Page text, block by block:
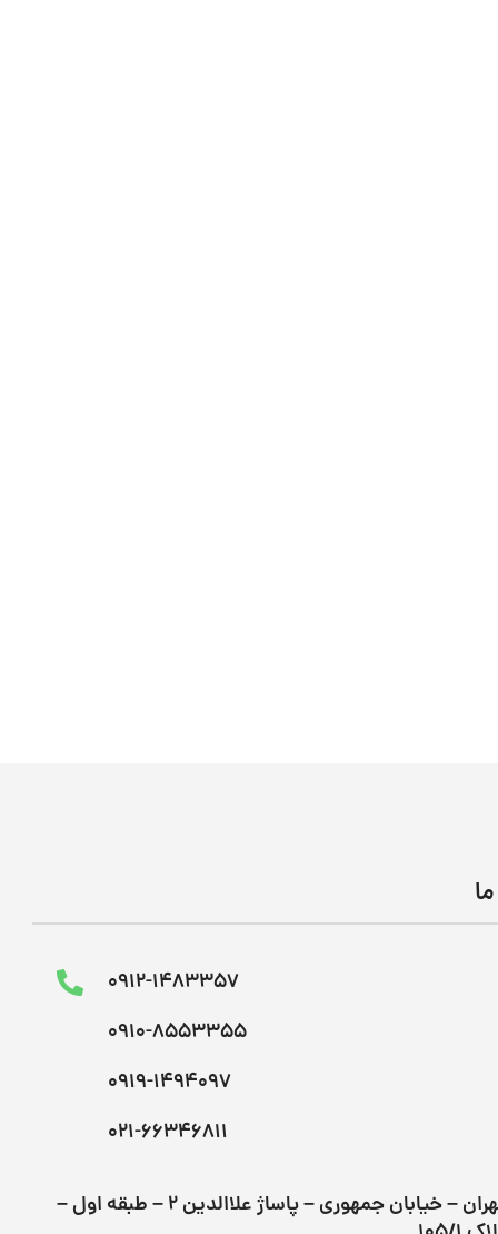
0912-1483357
0910-8553355
0919-1494097
021-66346811
تهران – خیابان جمهوری – پاساژ علاالدین ۲ – طبقه اول –